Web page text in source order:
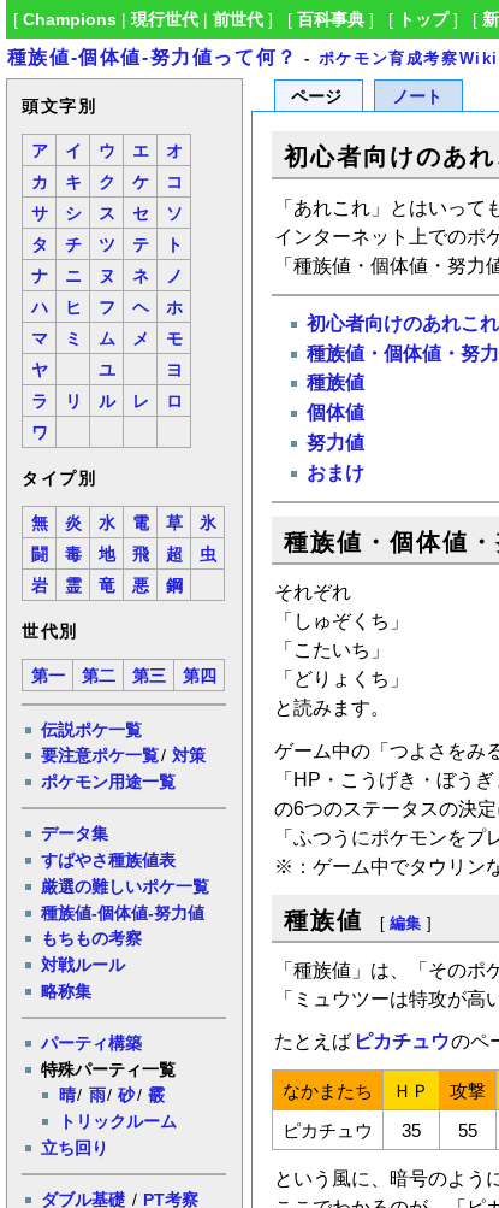
[ Champions | 現行世代| 前世代] [ 百科事典] [ トップ] [
種族値-個体値-努力値って何？ - ポケモン育成考察Wiki
頭文字別
ア イ ウ エ
オ
カ
キ ク ケ
コ
サ
シ ス セ
ソ
タ
チ ツ テ
ト
ナ
ニ ヌ ネ
ノ
ハ
ヒ フ ヘ
ホ
マ
ミ ム メ
モ
ヤ
ユ
ヨ
ラ
リ ル レ
ロ
ワ
タイプ別
無 炎 水 電 草
氷
闘
毒 地 飛 超
虫
岩
霊 竜 悪 鋼
世代別
第一 第二 第三 第四
伝説ポケ一覧
要注意ポケ一覧/ 対策
ポケモン用途一覧
データ集
すばやさ種族値表
厳選の難しいポケ一覧
種族値-個体値-努力値
もちもの考察
対戦ルール
略称集
パーティ構築
特殊パーティ一覧
晴/ 雨/ 砂/ 霰
トリックルーム
立ち回り
ダブル基礎 / PT考察
ページ ノート
初心者向けのあ
「あれこれ」とはいって
インターネット上でのポ
「種族値・個体値・努
初心者向けのあれこれ
種族値・個体値・努
種族値
個体値
努力値
おまけ
種族値・個体値
それぞれ
「しゅぞくち」
「こたいち」
「どりょくち」
と読みます。
ゲーム中の「つよさをみ
「HP・こうげき・ぼう
の6つのステータスの決定
「ふつうにポケモンをプ
※：ゲーム中でタウリン
種族値 [ 編集 ]
「種族値」は、「そのポ
「ミュウツーは特攻が
たとえば ピカチュウのペ
なかまたち ＨＰ 攻撃
ピカチュウ
35 55
という風に、暗号のよう